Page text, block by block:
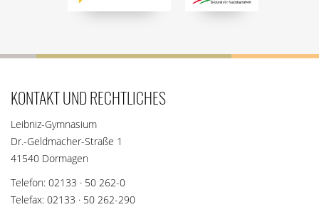
KONTAKT UND RECHTLICHES
Leibniz-Gymnasium
Dr.-Geldmacher-Straße 1
41540 Dormagen
Telefon: 02133 · 50 262-0
Telefax: 02133 · 50 262-290